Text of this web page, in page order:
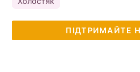
Холостяк
ПІДТРИМАЙТЕ